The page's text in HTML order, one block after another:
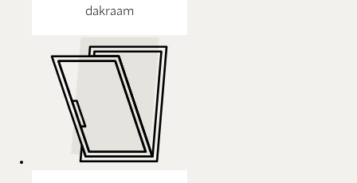
dakraam